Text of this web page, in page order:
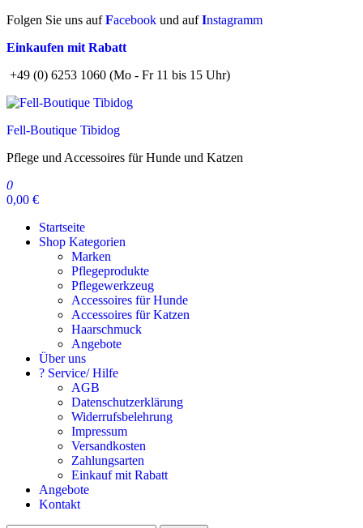
Zum
springen
Folgen Sie uns aufFacebook und aufInstagramm
Einkaufen mit Rabatt
+49 (0) 6253 1060 (Mo - Fr 11 bis 15 Uhr)
Fell-Boutique Tibidog
Pflege und Accessoires für Hunde und Katzen
0
0,00 €
Startseite
Shop Kategorien
Marken
Pflegeprodukte
Pflegewerkzeug
Accessoires für Hunde
Accessoires für Katzen
Haarschmuck
Angebote
Über uns
? Service/ Hilfe
AGB
Datenschutzerklärung
Widerrufsbelehrung
Impressum
Versandkosten
Zahlungsarten
Einkauf mit Rabatt
Angebote
Kontakt